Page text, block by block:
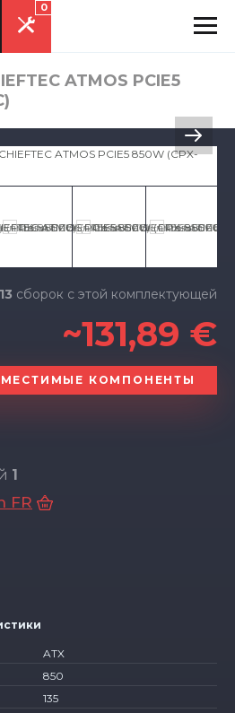
0
ATMOS PCIE5
1
FR
сборок с этой комплектующей
~131,89 €
КОМПОНЕНТЫ
ATX
850
135